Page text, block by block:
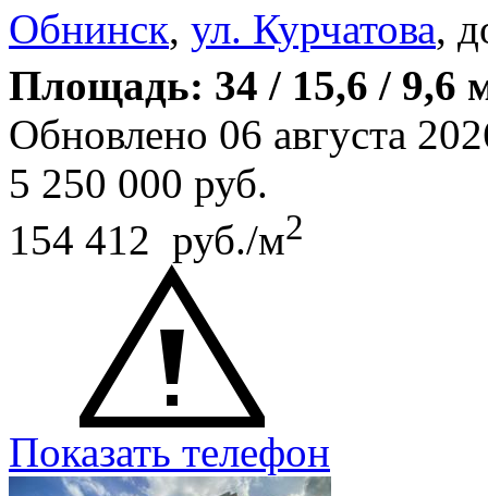
Обнинск, ул. Курчатова,
Площадь: 34 / 15,6 / 9,6
Обновлено 06 августа
5 250 000 руб.
154 412 руб./м2
Показать телефон